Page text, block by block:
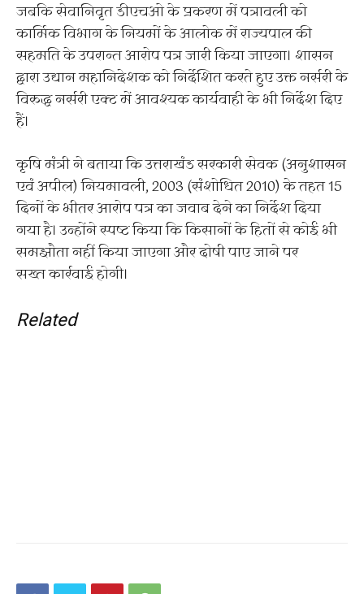
जबकि सेवानिवृत डीएचओ के प्रकरण में पत्रावली को
कार्मिक विभाग के नियमों के आलोक में राज्यपाल की
सहमति के उपरान्त आरोप पत्र जारी किया जाएगा। शासन
द्वारा उद्यान महानिदेशक को निर्देशित करते हुए उक्त नर्सरी के
विरुद्ध नर्सरी एक्ट में आवश्यक कार्यवाही के भी निर्देश दिए
हैं।
कृषि मंत्री ने बताया कि उत्तराखंड सरकारी सेवक (अनुशासन
एवं अपील) नियमावली, 2003 (संशोधित 2010) के तहत 15
दिनों के भीतर आरोप पत्र का जवाब देने का निर्देश दिया
गया है। उन्होंने स्पष्ट किया कि किसानों के हितों से कोई भी
समझौता नहीं किया जाएगा और दोषी पाए जाने पर
सख्त कार्रवाई होगी।
Related